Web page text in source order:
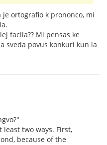
ortografio k prononco, mi
facila?? Mi pensas ke
sveda povus konkuri kun la
two ways. First,
because of the